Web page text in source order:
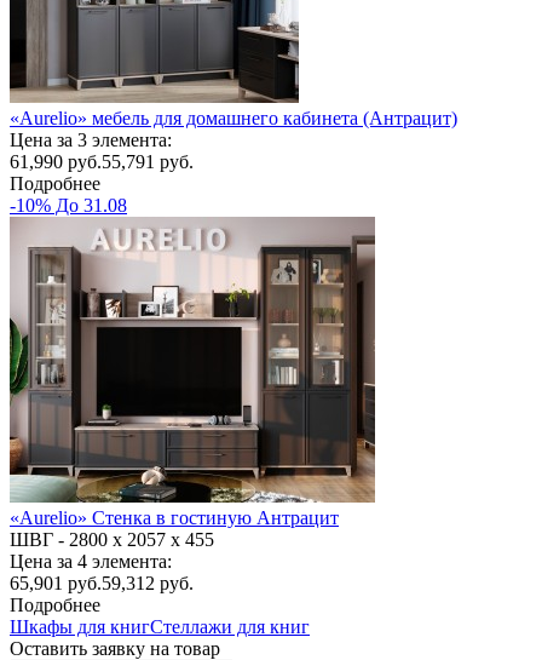
«Aurelio» мебель для домашнего кабинета (Антрацит)
Цена за 3 элемента:
61,990 руб.55,791 руб.
Подробнее
-10% До 31.08
«Aurelio» Стенка в гостиную Антрацит
ШВГ - 2800 х 2057 х 455
Цена за 4 элемента:
65,901 руб.59,312 руб.
Подробнее
Шкафы для книгСтеллажи для книг
Оставить заявку на товар